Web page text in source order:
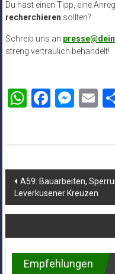
Du hast einen Tipp, eine
recherchieren sollten?
Schreib uns an
streng vertraulich behandelt!
WhatsApp
A59: Bauarbeiten,
Leverkusener Kreuzen
Empfehlungen